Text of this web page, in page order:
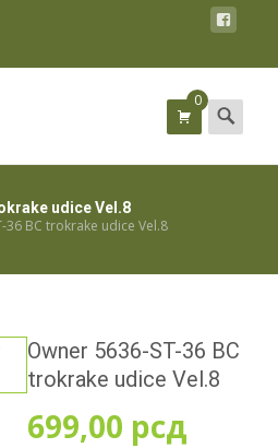
0 Search
for:
udice Vel.8
36 BC trokrake udice Vel.8
Owner 5636-ST-36 BC
trokrake udice Vel.8
699,00 рсд